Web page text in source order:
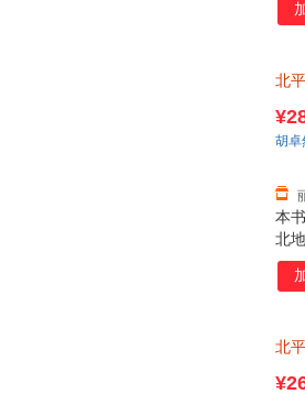
北
本
北
称“
平
上
胡卓
北